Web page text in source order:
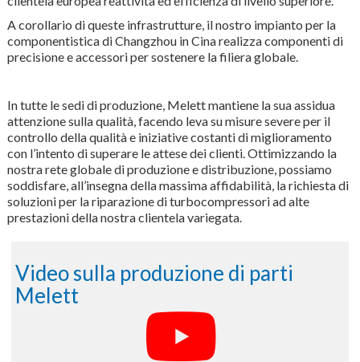
A corollario di queste infrastrutture, il nostro impianto per la
componentistica di Changzhou in Cina realizza componenti di
precisione e accessori per sostenere la filiera globale.
In tutte le sedi di produzione, Melett mantiene la sua assidua
attenzione sulla qualità, facendo leva su misure severe per il
controllo della qualità e iniziative costanti di miglioramento
con l’intento di superare le attese dei clienti. Ottimizzando la
nostra rete globale di produzione e distribuzione, possiamo
soddisfare, all’insegna della massima affidabilità, la richiesta di
soluzioni per la riparazione di turbocompressori ad alte
prestazioni della nostra clientela variegata.
Video sulla produzione di parti
Melett